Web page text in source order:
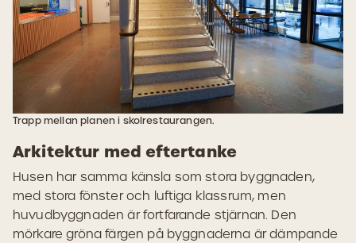
Trapp mellan planen i skolrestaurangen.
Arkitektur med eftertanke
Husen har samma känsla som stora byggnaden,
med stora fönster och luftiga klassrum, men
huvudbyggnaden är fortfarande stjärnan. Den
mörkare gröna färgen på byggnaderna är dämpande